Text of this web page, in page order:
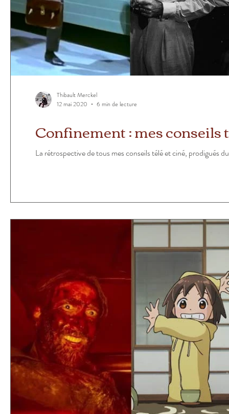
Confinement : mes conseils
La rétrospective de tous mes conseils télé et ciné, prodigués
Thibault Merckel
12 mai 2020
6 min de lecture